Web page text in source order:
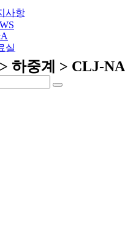
사항
실
하중계 > CLJ-NA